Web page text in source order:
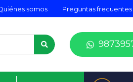
somos Preguntas frecuentes